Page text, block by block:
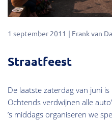
1 september 2011 Frank van
Straatfeest
De laatste zaterdag van juni
Ochtends verdwijnen alle
’s middags organiseren we